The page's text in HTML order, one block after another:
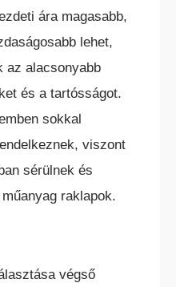
ára magasabb,
lehet,
az alacsonyabb
és a tartósságot.
sokkal
viszont
sérülnek és
raklapok.
végső